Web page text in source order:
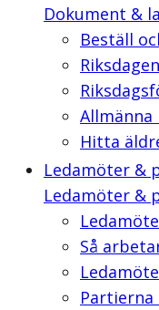
Dokument &
Beställ
Hitta
Ledamöter &
Ledamöter &
Så
Partierna